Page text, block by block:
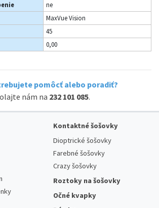
ne
MaxVue Vision
45
0,00
pomôcť alebo poradiť?
nám na 232 101 085.
Kontaktné šošovky
Dioptrické šošovky
Farebné šošovky
Crazy šošovky
Roztoky na šošovky
Očné kvapky